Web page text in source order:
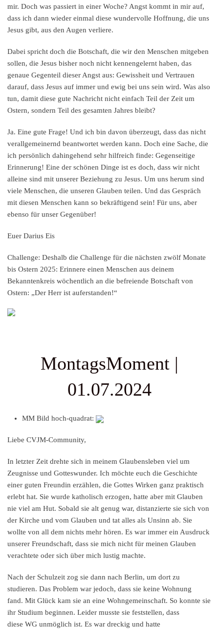
mir. Doch was passiert in einer Woche? Angst kommt in mir auf,
dass ich dann wieder einmal diese wundervolle Hoffnung, die uns
Jesus gibt, aus den Augen verliere.
Dabei spricht doch die Botschaft, die wir den Menschen mitgeben
sollen, die Jesus bisher noch nicht kennengelernt haben, das
genaue Gegenteil dieser Angst aus: Gewissheit und Vertrauen
darauf, dass Jesus auf immer und ewig bei uns sein wird. Was also
tun, damit diese gute Nachricht nicht einfach Teil der Zeit um
Ostern, sondern Teil des gesamten Jahres bleibt?
Ja. Eine gute Frage! Und ich bin davon überzeugt, dass das nicht
verallgemeinernd beantwortet werden kann. Doch eine Sache, die
ich persönlich dahingehend sehr hilfreich finde: Gegenseitige
Erinnerung! Eine der schönen Dinge ist es doch, dass wir nicht
alleine sind mit unserer Beziehung zu Jesus. Um uns herum sind
viele Menschen, die unseren Glauben teilen. Und das Gespräch
mit diesen Menschen kann so bekräftigend sein! Für uns, aber
ebenso für unser Gegenüber!
Euer Darius Eis
Challenge: Deshalb die Challenge für die nächsten zwölf Monate
bis Ostern 2025: Erinnere einen Menschen aus deinem
Bekanntenkreis wöchentlich an die befreiende Botschaft von
Ostern: „Der Herr ist auferstanden!“
MontagsMoment |
01.07.2024
MM Bild hoch-quadrat:
Liebe CVJM-Community,
In letzter Zeit drehte sich in meinem Glaubensleben viel um
Zeugnisse und Gotteswunder. Ich möchte euch die Geschichte
einer guten Freundin erzählen, die Gottes Wirken ganz praktisch
erlebt hat. Sie wurde katholisch erzogen, hatte aber mit Glauben
nie viel am Hut. Sobald sie alt genug war, distanzierte sie sich von
der Kirche und vom Glauben und tat alles als Unsinn ab. Sie
wollte von all dem nichts mehr hören. Es war immer ein Ausdruck
unserer Freundschaft, dass sie mich nicht für meinen Glauben
verachtete oder sich über mich lustig machte.
Nach der Schulzeit zog sie dann nach Berlin, um dort zu
studieren. Das Problem war jedoch, dass sie keine Wohnung
fand. Mit Glück kam sie an eine Wohngemeinschaft. So konnte sie
ihr Studium beginnen. Leider musste sie feststellen, dass
diese WG unmöglich ist. Es war dreckig und hatte